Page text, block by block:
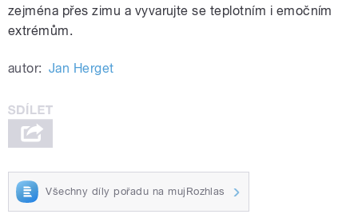
zejména přes zimu a vyvarujte se teplotním i emočním
extrémům.
autor: Jan Herget
Všechny díly pořadu na mujRozhlas